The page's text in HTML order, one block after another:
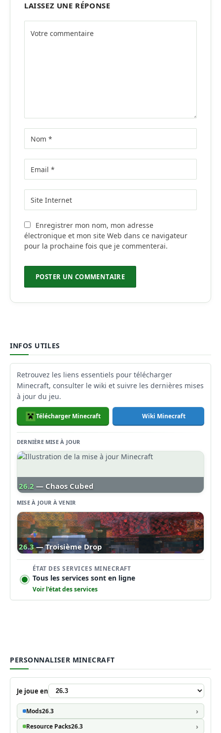
LAISSEZ UNE RÉPONSE
Enregistrer mon nom, mon adresse
électronique et mon site Web dans ce navigateur
pour la prochaine fois que je commenterai.
INFOS UTILES
Retrouvez les liens essentiels pour télécharger
Minecraft, consulter le wiki et suivre les dernières mises
à jour du jeu.
Télécharger Minecraft Wiki Minecraft
DERNIÈRE MISE À JOUR
26.2 — Chaos Cubed
MISE À JOUR À VENIR
26.3 — Troisième Drop
ÉTAT DES SERVICES MINECRAFT
Tous les services sont en ligne
Voir l’état des services
PERSONNALISER MINECRAFT
Je joue en
Mods26.3
Resource Packs26.3